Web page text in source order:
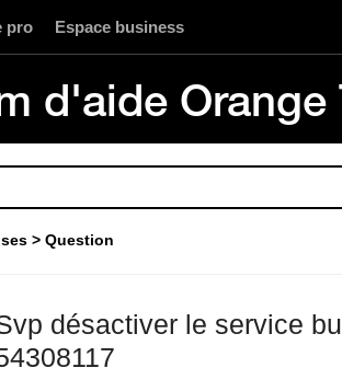
pro Espace business
d'aide Orange
Question
désactiver le service